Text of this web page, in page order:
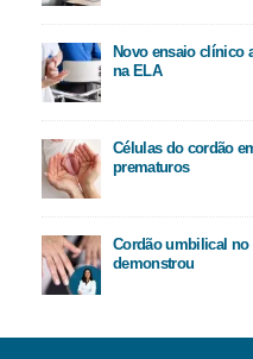
Novo ensaio clínico
na ELA
Células do cordão
prematuros
Cordão umbilical no
demonstrou